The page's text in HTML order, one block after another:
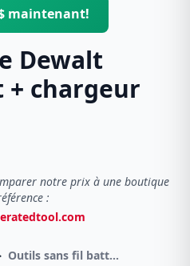
maintenant!
Dewalt
+ chargeur
notre prix à une boutique
:
Outils sans fil batterie (Liquidation Finale)